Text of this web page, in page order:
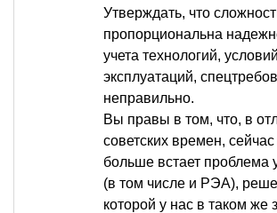
Утверждать, что
пропорциональна
учета технологий, условий
эксплуатаций,
неправильно.
Вы правы в том, что, в
советских времен,
больше встает проблема
(в том числе и РЭА),
которой у нас в таком же